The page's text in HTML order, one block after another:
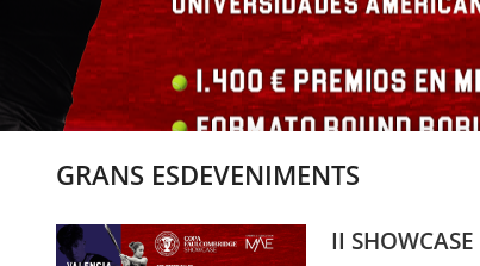
GRANS ESDEVENIMENTS
II